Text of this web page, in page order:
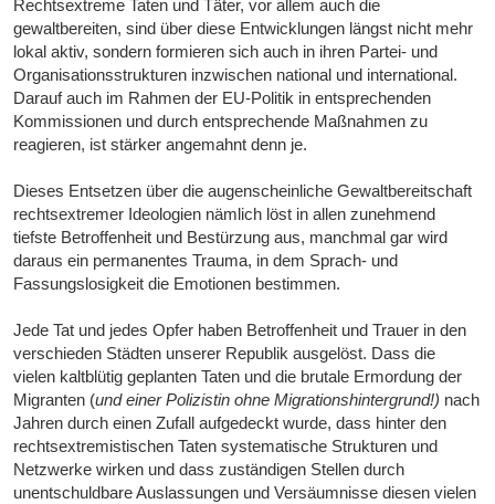
Rechtsextreme Taten und Täter, vor allem auch die
gewaltbereiten, sind über diese Entwicklungen längst nicht mehr
lokal aktiv, sondern formieren sich auch in ihren Partei- und
Organisationsstrukturen inzwischen national und international.
Darauf auch im Rahmen der EU-Politik in entsprechenden
Kommissionen und durch entsprechende Maßnahmen zu
reagieren, ist stärker angemahnt denn je.
Dieses Entsetzen über die augenscheinliche Gewaltbereitschaft
rechtsextremer Ideologien nämlich löst in allen zunehmend
tiefste Betroffenheit und Bestürzung aus, manchmal gar wird
daraus ein permanentes Trauma, in dem Sprach- und
Fassungslosigkeit die Emotionen bestimmen.
Jede Tat und jedes Opfer haben Betroffenheit und Trauer in den
verschieden Städten unserer Republik ausgelöst. Dass die
vielen kaltblütig geplanten Taten und die brutale Ermordung der
Migranten (und einer Polizistin ohne Migrationshintergrund!) nach
Jahren durch einen Zufall aufgedeckt wurde, dass hinter den
rechtsextremistischen Taten systematische Strukturen und
Netzwerke wirken und dass zuständigen Stellen durch
unentschuldbare Auslassungen und Versäumnisse diesen vielen